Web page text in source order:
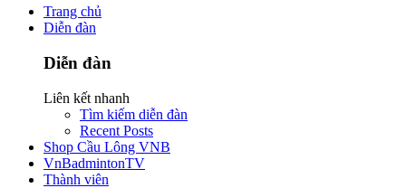
Trang chủ
Diễn đàn
Diễn đàn
Liên kết nhanh
Tìm kiếm diễn đàn
Recent Posts
Shop Cầu Lông VNB
VnBadmintonTV
Thành viên